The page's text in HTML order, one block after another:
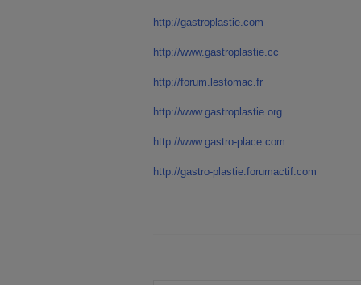
http://gastroplastie.com
http://www.gastroplastie.cc
http://forum.lestomac.fr
http://www.gastroplastie.org
http://www.gastro-place.com
http://gastro-plastie.forumactif.com